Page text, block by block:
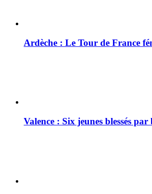
Ardèche : Le Tour de France
Valence : Six jeunes blessés